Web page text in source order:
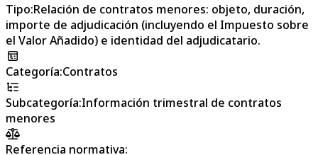
Tipo:Relación de contratos menores: objeto, duración,
importe de adjudicación (incluyendo el Impuesto sobre
el Valor Añadido) e identidad del adjudicatario.
Categoría:Contratos
Subcategoría:Información trimestral de contratos
menores
Referencia normativa: